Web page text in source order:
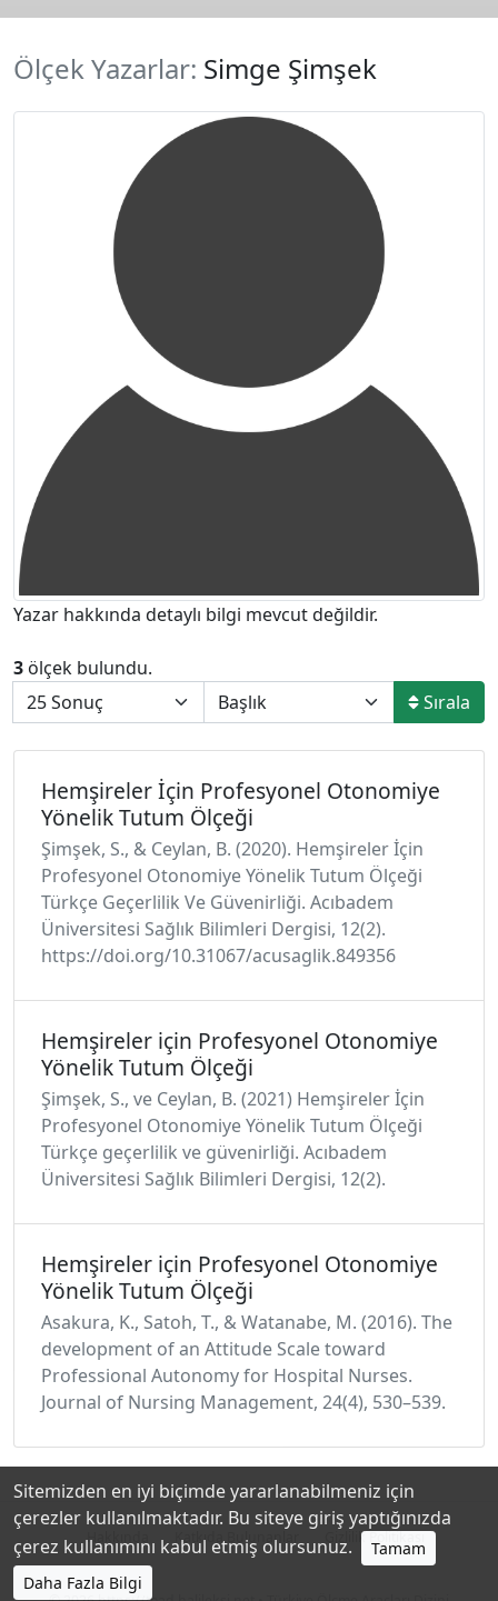
Ölçek Yazarlar: Simge Şimşek
Yazar hakkında detaylı bilgi mevcut değildir.
3 ölçek bulundu.
Sırala
Hemşireler İçin Profesyonel Otonomiye
Yönelik Tutum Ölçeği
Şimşek, S., & Ceylan, B. (2020). Hemşireler İçin
Profesyonel Otonomiye Yönelik Tutum Ölçeği
Türkçe Geçerlilik Ve Güvenirliği. Acıbadem
Üniversitesi Sağlık Bilimleri Dergisi, 12(2).
https://doi.org/10.31067/acusaglik.849356
Hemşireler için Profesyonel Otonomiye
Yönelik Tutum Ölçeği
Şimşek, S., ve Ceylan, B. (2021) Hemşireler İçin
Profesyonel Otonomiye Yönelik Tutum Ölçeği
Türkçe geçerlilik ve güvenirliği. Acıbadem
Üniversitesi Sağlık Bilimleri Dergisi, 12(2).
Hemşireler için Profesyonel Otonomiye
Yönelik Tutum Ölçeği
Asakura, K., Satoh, T., & Watanabe, M. (2016). The
development of an Attitude Scale toward
Professional Autonomy for Hospital Nurses.
Journal of Nursing Management, 24(4), 530–539.
Hakkında Katkıda Bulunanlar Gizlilik Politikası
Sitemizden en iyi biçimde yararlanabilmeniz için
çerezler kullanılmaktadır. Bu siteye giriş yaptığınızda
çerez kullanımını kabul etmiş olursunuz.
Tamam
Daha Fazla Bilgi